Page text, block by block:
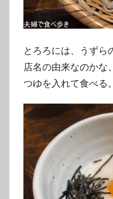
とろろには、うずら
店名の由来なのかな
つゆを入れて食べる。